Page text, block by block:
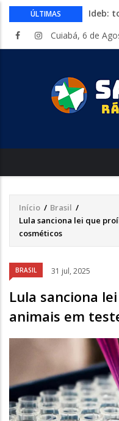
ÚLTIMAS
Ideb:
Verde
com
Cuiabá, 6 de
Trilha
de
Início / Brasil /
Lula sanciona lei que
cosméticos
BRASIL 31 jul, 2025
Lula sanciona
animais em
Áudio